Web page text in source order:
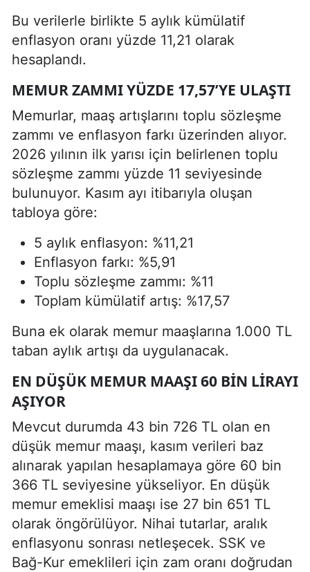
Bu verilerle birlikte 5 aylık kümülatif
enflasyon oranı yüzde 11,21 olarak
hesaplandı.
MEMUR ZAMMI YÜZDE 17,57’YE ULAŞTI
Memurlar, maaş artışlarını toplu sözleşme
zammı ve enflasyon farkı üzerinden alıyor.
2026 yılının ilk yarısı için belirlenen toplu
sözleşme zammı yüzde 11 seviyesinde
bulunuyor. Kasım ayı itibarıyla oluşan
tabloya göre:
5 aylık enflasyon: %11,21
Enflasyon farkı: %5,91
Toplu sözleşme zammı: %11
Toplam kümülatif artış: %17,57
Buna ek olarak memur maaşlarına 1.000 TL
taban aylık artışı da uygulanacak.
EN DÜŞÜK MEMUR MAAŞI 60 BIN LIRAYI
AŞIYOR
Mevcut durumda 43 bin 726 TL olan en
düşük memur maaşı, kasım verileri baz
alınarak yapılan hesaplamaya göre 60 bin
366 TL seviyesine yükseliyor. En düşük
memur emeklisi maaşı ise 27 bin 651 TL
olarak öngörülüyor. Nihai tutarlar, aralık
enflasyonu sonrası netleşecek. SSK ve
Bağ-Kur emeklileri için zam oranı doğrudan